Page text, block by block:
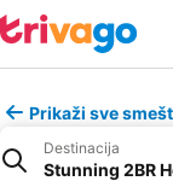
Prikaži sve
Destinacija
Stunning 2BR